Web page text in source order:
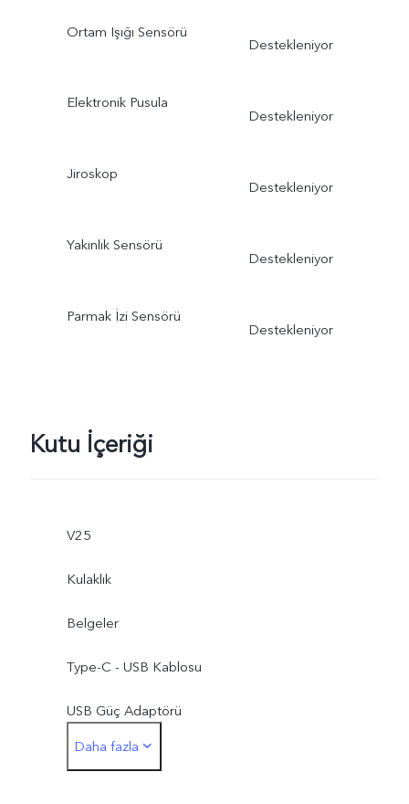
Ortam Işığı Sensörü
Destekleniyor
Elektronik Pusula
Destekleniyor
Jiroskop
Destekleniyor
Yakınlık Sensörü
Destekleniyor
Parmak İzi Sensörü
Destekleniyor
Kutu İçeriği
V25
Kulaklık
Belgeler
Type-C - USB Kablosu
USB Güç Adaptörü
Type-C - 3,5 mm Kulaklık Jak Adaptörü
Daha fazla